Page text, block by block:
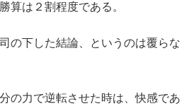
算は２割程度である。
の下した結論、というのは覆らな
の力で逆転させた時は、快感であ